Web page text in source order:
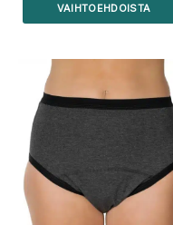
VAIHTOEHDOISTA
useampi
muunnelma.
tehdä
tuotteen
sivulla.